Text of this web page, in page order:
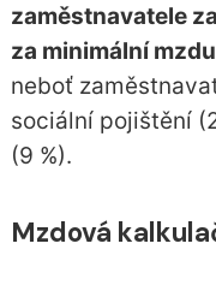
zaměstnavatele
za minimální
neboť
sociální pojištění
(9 %).
Mzdová